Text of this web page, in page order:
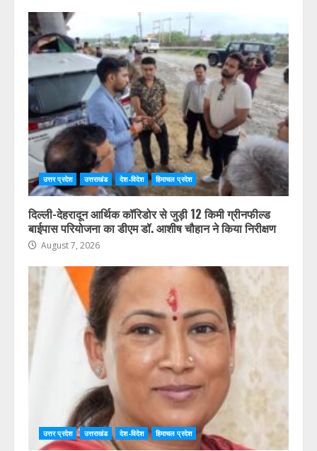
उत्तर प्रदेश उत्तराखंड देश-विदेश हिमाचल प्रदेश
दिल्ली-देहरादून आर्थिक कॉरिडोर से जुड़ी 12 किमी ग्रीनफील्ड
बाईपास परियोजना का डीएम डॉ. आशीष चौहान ने किया निरीक्षण
August 7, 2026
उत्तर प्रदेश उत्तराखंड देश-विदेश हिमाचल प्रदेश